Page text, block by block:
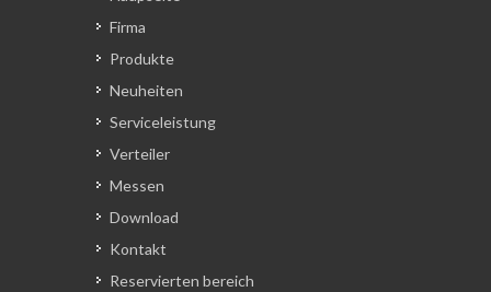
Firma
Produkte
Neuheiten
Serviceleistung
Verteiler
Messen
Download
Kontakt
Reservierten bereich